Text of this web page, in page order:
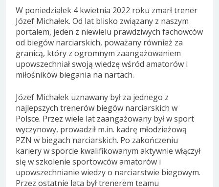
W poniedziałek 4 kwietnia 2022 roku zmarł trener
Józef Michałek. Od lat blisko związany z naszym
portalem, jeden z niewielu prawdziwych fachowców
od biegów narciarskich, poważany również za
granicą, który z ogromnym zaangażowaniem
upowszechniał swoją wiedzę wśród amatorów i
miłośników biegania na nartach.
Józef Michałek uznawany był za jednego z
najlepszych trenerów biegów narciarskich w
Polsce. Przez wiele lat zaangażowany był w sport
wyczynowy, prowadził m.in. kadrę młodzieżową
PZN w biegach narciarskich. Po zakończeniu
kariery w sporcie kwalifikowanym aktywnie włączył
się w szkolenie sportowców amatorów i
upowszechnianie wiedzy o narciarstwie biegowym.
Przez ostatnie lata był trenerem teamu